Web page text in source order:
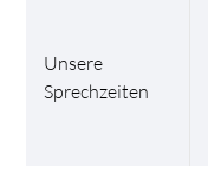
Unsere
Sprechzeiten